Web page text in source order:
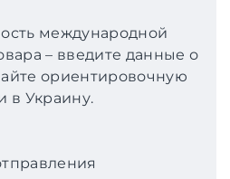
международной
– введите данные о
ориентировочную
в Украину.